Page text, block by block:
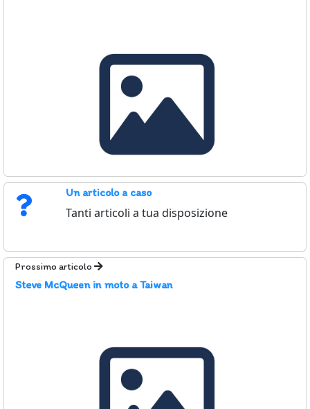
Un articolo a caso
Tanti articoli a tua disposizione
Prossimo articolo
Steve McQueen in moto a Taiwan